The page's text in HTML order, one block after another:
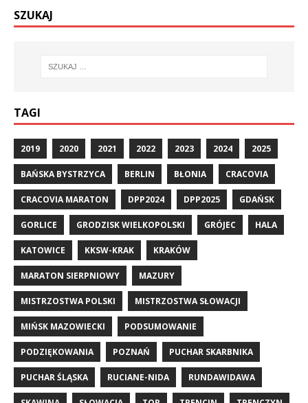
SZUKAJ
TAGI
2019 2020 2021 2022 2023 2024 2025
BAŃSKA BYSTRZYCA BERLIN BŁONIA CRACOVIA
CRACOVIA MARATON DPP2024 DPP2025 GDAŃSK
GORLICE GRODZISK WIELKOPOLSKI GRÓJEC HALA
KATOWICE KKSW-KRAK KRAKÓW
MARATON SIERPNIOWY MAZURY
MISTRZOSTWA POLSKI MISTRZOSTWA SŁOWACJI
MIŃSK MAZOWIECKI PODSUMOWANIE
PODZIĘKOWANIA POZNAŃ PUCHAR SKARBNIKA
PUCHAR ŚLĄSKA RUCIANE-NIDA RUNDAWIDAWA